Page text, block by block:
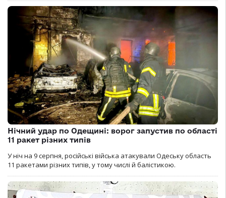
Нічний удар по Одещині: ворог запустив по області
11 ракет різних типів
У ніч на 9 серпня, російські війська атакували Одеську область
11 ракетами різних типів, у тому числі й балістикою.